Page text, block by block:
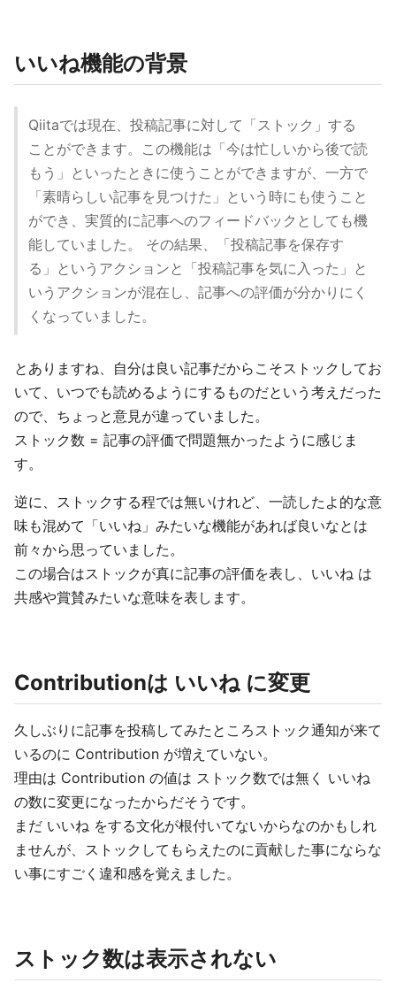
いいね機能の背景
Qiitaでは現在、投稿記事に対して「ストック」する
ことができます。この機能は「今は忙しいから後で読
もう」といったときに使うことができますが、一方で
「素晴らしい記事を見つけた」という時にも使うこと
ができ、実質的に記事へのフィードバックとしても機
能していました。 その結果、「投稿記事を保存す
る」というアクションと「投稿記事を気に入った」と
いうアクションが混在し、記事への評価が分かりにく
くなっていました。
とありますね、自分は良い記事だからこそストックしてお
いて、いつでも読めるようにするものだという考えだった
ので、ちょっと意見が違っていました。
ストック数 = 記事の評価で問題無かったように感じま
す。
逆に、ストックする程では無いけれど、一読したよ的な意
味も混めて「いいね」みたいな機能があれば良いなとは
前々から思っていました。
この場合はストックが真に記事の評価を表し、いいね は
共感や賞賛みたいな意味を表します。
Contributionは いいね に変更
久しぶりに記事を投稿してみたところストック通知が来て
いるのに Contribution が増えていない。
理由は Contribution の値は ストック数では無く いいね
の数に変更になったからだそうです。
まだ いいね をする文化が根付いてないからなのかもしれ
ませんが、ストックしてもらえたのに貢献した事にならな
い事にすごく違和感を覚えました。
ストック数は表示されない